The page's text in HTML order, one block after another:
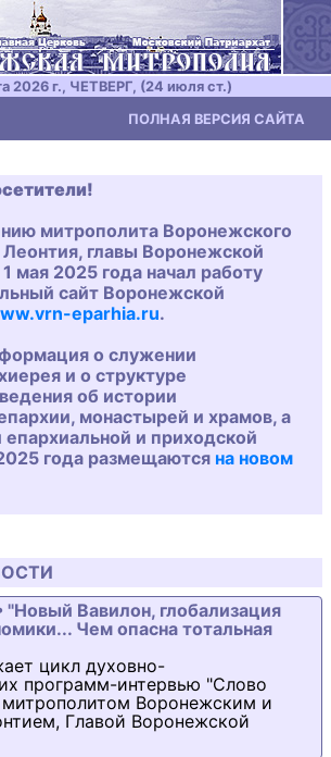
2026 г., ЧЕТВЕРГ, (24 июля ст.)
ПОЛНАЯ ВЕРСИЯ САЙТА
митрополита Воронежского
Леонтия, главы Воронежской
мая 2025 года начал работу
сайт Воронежской
eparhia.ru.
о служении
и о структуре
об истории
монастырей и храмов, а
и приходской
года размещаются на новом
"Новый Вавилон, глобализация
Чем опасна тотальная
цикл духовно-
программ-интервью "Слово
Воронежским и
Главой Воронежской